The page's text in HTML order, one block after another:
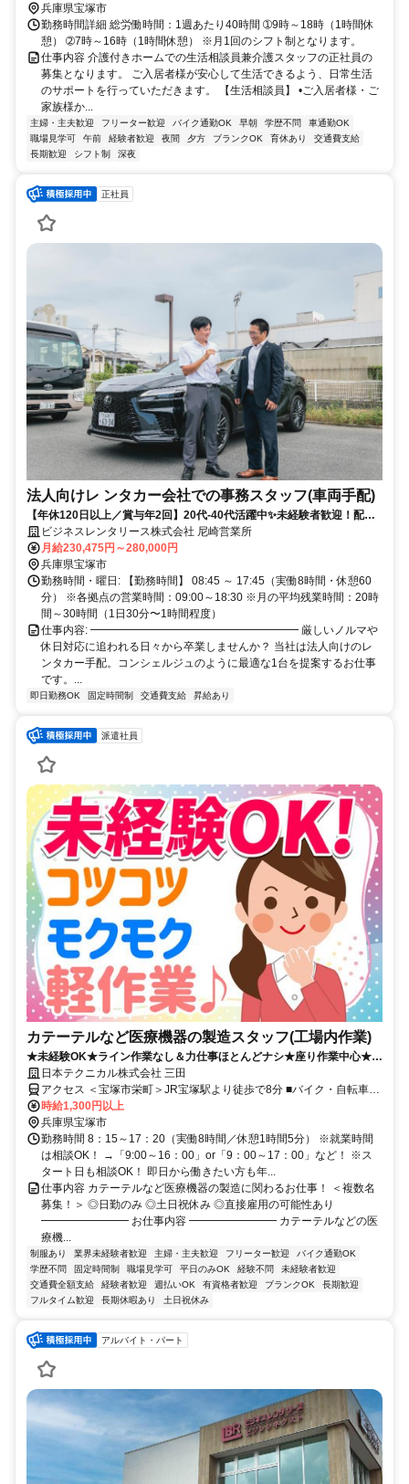
兵庫県宝塚市
勤務時間詳細 総労働時間：1週あたり40時間 ➀9時～18時（1時間休
憩） ➁7時～16時（1時間休憩） ※月1回のシフト制となります。
仕事内容 介護付きホームでの生活相談員兼介護スタッフの正社員の
募集となります。 ご入居者様が安心して生活できるよう、日常生活
のサポートを行っていただきます。 【生活相談員】 •ご入居者様・ご
家族様か...
主婦・主夫歓迎 フリーター歓迎 バイク通勤OK 早朝 学歴不問
車通勤OK
職場見学可
午前 経験者歓迎 夜間 夕方 ブランクOK 育休あり
交通費支給
長期歓迎
シフト制 深夜
正社員
法人向けレ ンタカー会社での事務スタッフ(車両手配)
【年休120日以上／賞与年2回】20代-40代活躍中✨未経験者歓迎！配車
や洗車を含むお仕事！家族手当、運転免許手当あり！
ビジネスレンタリース株式会社 尼崎営業所
月給230,475円～280,000円
兵庫県宝塚市
勤務時間・曜日: 【勤務時間】 08:45 ～ 17:45（実働8時間・休憩60
分） ※各拠点の営業時間：09:00～18:30 ※月の平均残業時間：20時
間～30時間（1日30分〜1時間程度）
仕事内容: ━━━━━━━━━━━━━━━━━━━ 厳しいノルマや
休日対応に追われる日々から卒業しませんか？ 当社は法人向けのレ
ンタカー手配。コンシェルジュのように最適な1台を提案するお仕事
です。...
即日勤務OK 固定時間制 交通費支給 昇給あり
派遣社員
カテーテルなど医療機器の製造スタッフ(工場内作業)
★未経験OK★ライン作業なし＆力仕事ほとんどナシ★座り作業中心★空
調完備のクリーンな環境★土日祝休み
日本テクニカル株式会社 三田
アクセス ＜宝塚市栄町＞JR宝塚駅より徒歩で8分 ■バイク・自転車通
勤可能
時給1,300円以上
兵庫県宝塚市
勤務時間 8：15～17：20（実働8時間／休憩1時間5分） ※就業時間
は相談OK！ →「9:00～16：00」or「9：00～17：00」など！ ※ス
タート日も相談OK！ 即日から働きたい方も年...
仕事内容 カテーテルなど医療機器の製造に関わるお仕事！ ＜複数名
募集！＞ ◎日勤のみ ◎土日祝休み ◎直接雇用の可能性あり
━━━━━━━━ お仕事内容 ━━━━━━━━ カテーテルなどの医
療機...
制服あり 業界未経験者歓迎 主婦・主夫歓迎 フリーター歓迎
バイク通勤OK
学歴不問
固定時間制 職場見学可 平日のみOK 経験不問
未経験者歓迎
交通費全額支給
経験者歓迎 週払いOK 有資格者歓迎 ブランクOK
長期歓迎
フルタイム歓迎
長期休暇あり 土日祝休み
アルバイト・パート